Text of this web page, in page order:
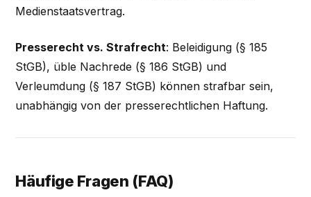
Medienstaatsvertrag.
Presserecht vs. Strafrecht: Beleidigung (§ 185
StGB), üble Nachrede (§ 186 StGB) und
Verleumdung (§ 187 StGB) können strafbar sein,
unabhängig von der presserechtlichen Haftung.
Häufige Fragen (FAQ)